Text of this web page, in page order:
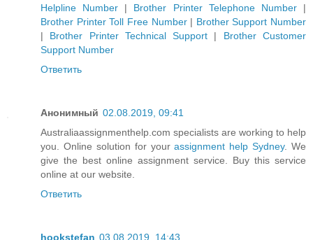
Helpline Number | Brother Printer Telephone Number|
Brother Printer Toll Free Number| Brother Support Number
| Brother Printer Technical Support | Brother Customer
Support Number
Ответить
Анонимный 02.08.2019, 09:41
Australiaassignmenthelp.com specialists are working to help
you. Online solution for yourassignment help Sydney. We
give the best online assignment service. Buy this service
online at our website.
Ответить
hookstefan 03.08.2019, 14:43